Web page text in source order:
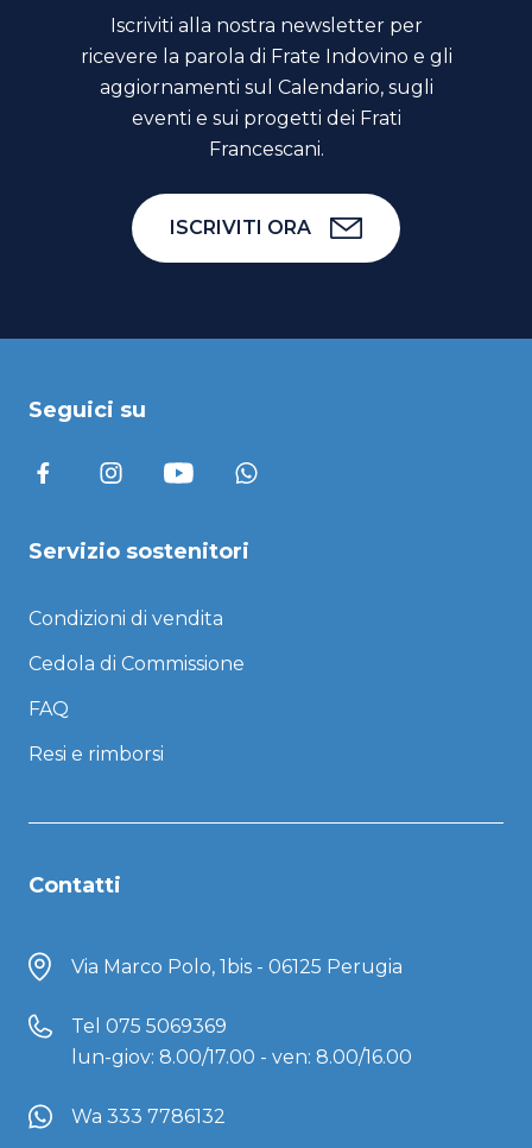
Iscriviti alla nostra newsletter per
ricevere la parola di Frate Indovino e gli
aggiornamenti sul Calendario, sugli
eventi e sui progetti dei Frati
Francescani.
ISCRIVITI ORA
Seguici su
Servizio sostenitori
Condizioni di vendita
Cedola di Commissione
FAQ
Resi e rimborsi
Contatti
Via Marco Polo, 1bis - 06125 Perugia
Tel 075 5069369
lun-giov: 8.00/17.00 - ven: 8.00/16.00
Wa 333 7786132